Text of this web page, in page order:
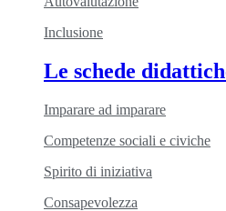
Inclusione
Le schede
Imparare ad imparare
Competenze sociali e civiche
Spirito di iniziativa
Consapevolezza